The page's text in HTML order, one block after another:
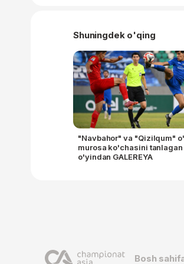
Shuningdek o'qing
"Navbahor" va "Qizilqum"
murosa ko'chasini tanlagan
o'yindan GALEREYA
Bosh